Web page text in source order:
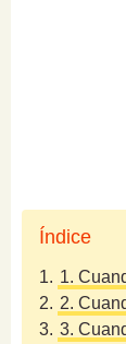
Índice
1. 1.
2. 2.
3. 3.